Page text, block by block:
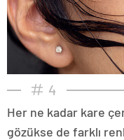
4
Her ne kadar kare
gözükse de farklı